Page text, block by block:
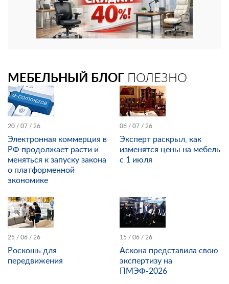
МЕБЕЛЬНЫЙ БЛОГ ПОЛЕЗНО
20 / 07 / 26
Электронная коммерция в
РФ продолжает расти и
меняться к запуску закона
о платформенной
экономике
06 / 07 / 26
Эксперт раскрыл, как
изменятся цены на мебель
с 1 июля
25 / 06 / 26
Роскошь для
передвижения
15 / 06 / 26
Аскона представила свою
экспертизу на
ПМЭФ-2026